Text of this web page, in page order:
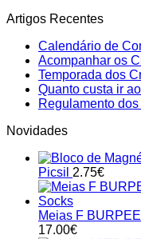
Artigos Recentes
Calendário de
Acompanhar os
Temporada dos
Quanto custa ir
Regulamento
Novidades
Picsil 2.75€
Meias F
17.00€